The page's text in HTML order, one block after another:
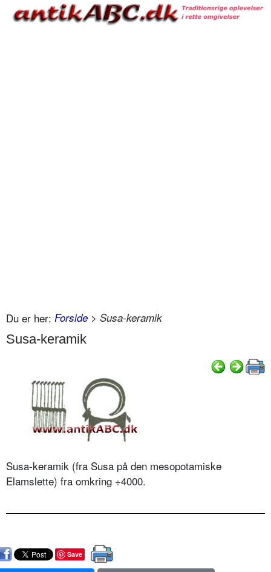
Du er her: Forside > Susa-keramik
Susa-keramik
Susa-keramik (fra Susa på den mesopotamiske
Elamslette) fra omkring ÷4000.
Save